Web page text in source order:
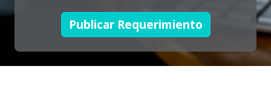
Empresa en Jalisco
Requiere:
TUBERÍA INOXIDABLE
Publicar Requerimiento